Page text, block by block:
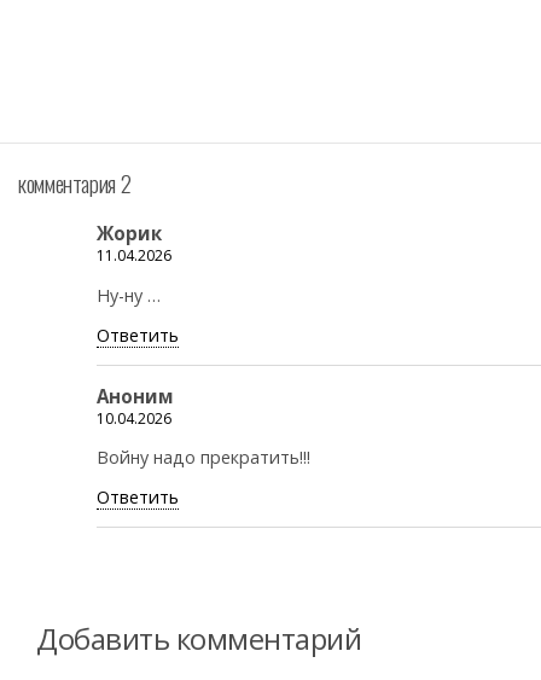
комментария 2
Жорик
11.04.2026
Ну-ну …
Ответить
Аноним
10.04.2026
Войну надо прекратить!!!
Ответить
Добавить комментарий